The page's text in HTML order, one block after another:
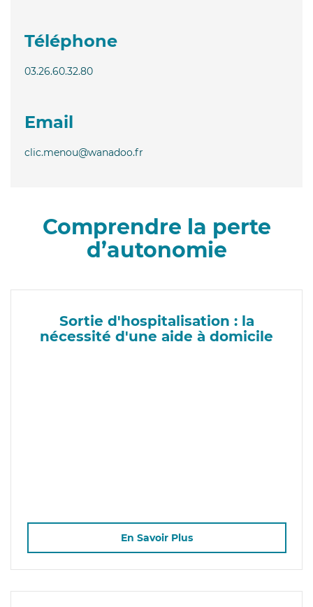
Téléphone
03.26.60.32.80
Email
clic.menou@wanadoo.fr
Comprendre la perte
d’autonomie
Sortie d'hospitalisation : la
nécessité d'une aide à domicile
En Savoir Plus